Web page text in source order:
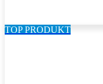
TOP PRODUKT